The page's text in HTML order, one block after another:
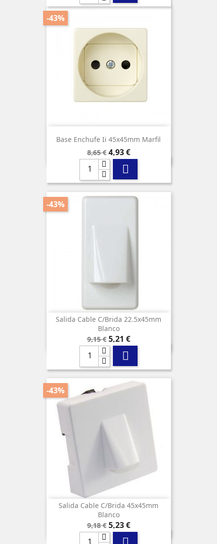
Base Enchufe Ii 45x45mm Marfil
Precio
base
8,65 €
-43%
Precio
4,93 €

Salida Cable C/brida 22.5x45mm
Blanco
Precio
base
9,15 €
-43%
Precio
5,21 €

Salida Cable C/brida 45x45mm
Blanco
Precio
base
9,18 €
-43%
Precio
5,23 €